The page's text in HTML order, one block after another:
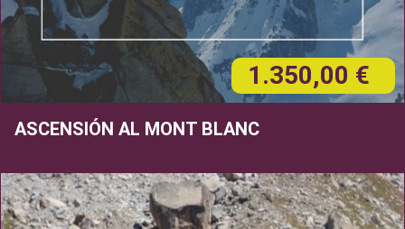
1.350,00 €
ASCENSIÓN AL MONT BLANC